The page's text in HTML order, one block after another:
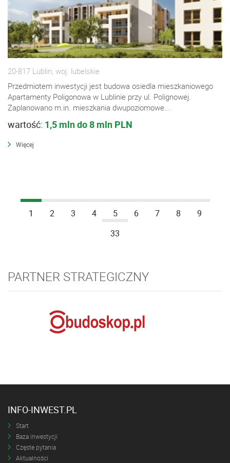
20-817 Lublin, woj. lubelskie
Przedmiotem inwestycji jest budowa osiedla mieszkaniowego
Apartamenty Poligonowa w Lublinie przy ul. Polignowej.
Zaplanowano m.in. mieszkania dwupoziomowe...
wartość: 1,5 mln do 8 mln PLN
Więcej
1 2 3 4 5 6 7 8
9
33
PARTNER STRATEGICZNY
INFO-INWEST.PL
Start
Baza inwestycji
Częste pytania
Aktualności